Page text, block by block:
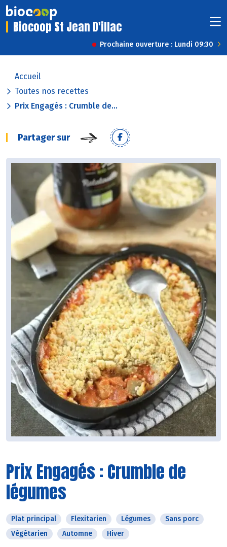
Biocoop St Jean D'illac
Prochaine ouverture : Lundi 09:30
Accueil
Toutes nos recettes
Prix Engagés : Crumble de...
Partager sur
Prix Engagés : Crumble de
légumes
Plat principal Flexitarien Légumes
Sans porc
Végétarien
Automne Hiver